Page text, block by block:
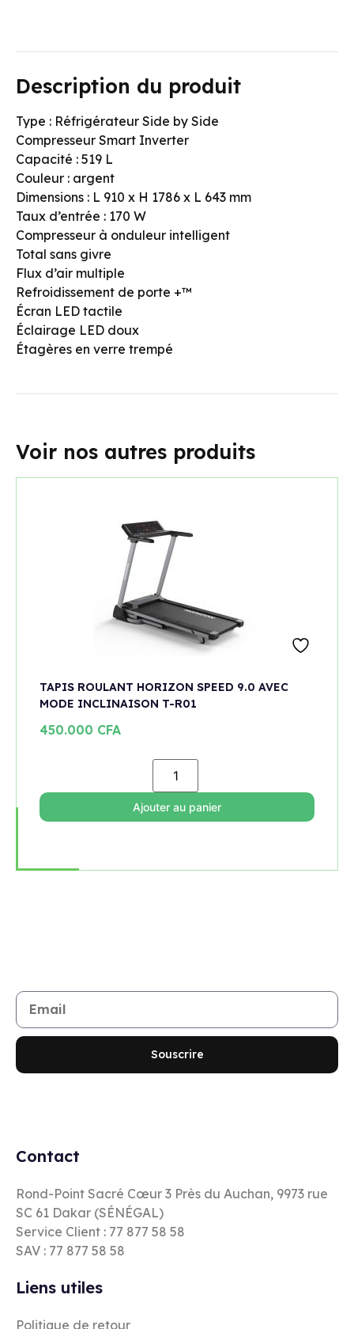
Description du produit
Type : Réfrigérateur Side by Side
Compresseur Smart Inverter
Capacité : 519 L
Couleur : argent
Dimensions : L 910 x H 1786 x L 643 mm
Taux d’entrée : 170 W
Compresseur à onduleur intelligent
Total sans givre
Flux d’air multiple
Refroidissement de porte +™
Écran LED tactile
Éclairage LED doux
Étagères en verre trempé
Voir nos autres produits
TAPIS ROULANT HORIZON SPEED 9.0 AVEC
MODE INCLINAISON T-R01
450.000 CFA
Ajouter au panier
Souscrire
Contact
Rond-Point Sacré Cœur 3 Près du Auchan, 9973 rue
SC 61 Dakar (SÉNÉGAL)
Service Client : 77 877 58 58
SAV : 77 877 58 58
Liens utiles
Politique de retour